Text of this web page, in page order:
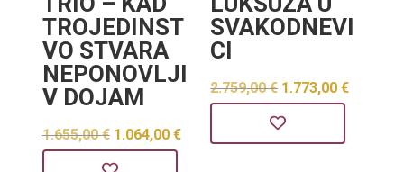
TROJEDINST
VO STVARA
NEPONOVLJI
V DOJAM
1.655,00€ Izvorna
cijena
1.064,00 €
SVAKODNEVI
CI
2.759,00€ Izvorna
cijena
bila
1.773,00€